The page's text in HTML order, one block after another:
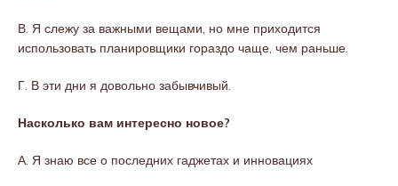
В. Я слежу за важными вещами, но мне приходится
использовать планировщики гораздо чаще, чем раньше.
Г. В эти дни я довольно забывчивый.
Насколько вам интересно новое?
А. Я знаю все о последних гаджетах и ​​инновациях